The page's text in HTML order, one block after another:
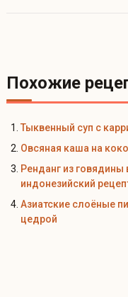
Похожие
Тыквенный суп с
Овсяная каша на
Ренданг из
индонезийский
Азиатские слоёные
цедрой